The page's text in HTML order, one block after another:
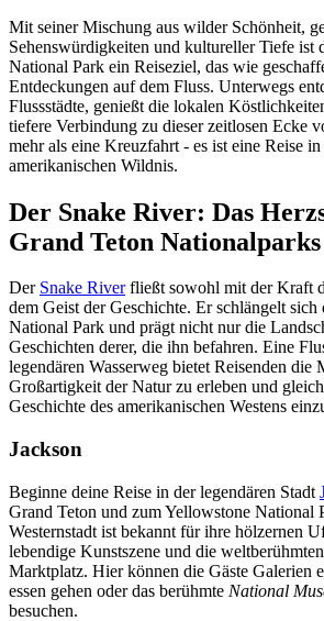
Mit seiner Mischung aus wilder Schönheit,
Sehenswürdigkeiten und kultureller Tiefe ist
National Park ein Reiseziel, das wie
Entdeckungen auf dem Fluss. Unterwegs
Flussstädte, genießt die lokalen
tiefere Verbindung zu dieser zeitlosen Ecke
mehr als eine Kreuzfahrt - es ist eine Reise
amerikanischen Wildnis.
Der Snake River: Das
Grand Teton Nationalparks
Der Snake Riverfließt sowohl mit der Kraft
dem Geist der Geschichte. Er schlängelt
National Park und prägt nicht nur die
Geschichten derer, die ihn befahren. Eine
legendären Wasserweg bietet Reisenden die
Großartigkeit der Natur zu erleben und
Geschichte des amerikanischen Westens
Jackson
Beginne deine Reise in der legendären Stadt
Grand Teton und zum Yellowstone National
Westernstadt ist bekannt für ihre hölzernen
lebendige Kunstszene und die
Marktplatz. Hier können die Gäste Galerien
essen gehen oder das berühmte National
besuchen.